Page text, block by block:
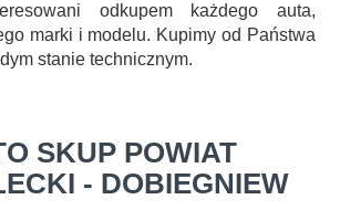
odkupem każdego auta,
marki i modelu. Kupimy od Państwa
stanie technicznym.
SKUP POWIAT
- DOBIEGNIEW